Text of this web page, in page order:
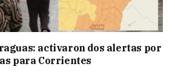
activaron dos alertas por
para Corrientes